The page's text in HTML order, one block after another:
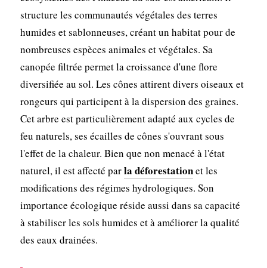
structure les communautés végétales des terres
humides et sablonneuses, créant un habitat pour de
nombreuses espèces animales et végétales. Sa
canopée filtrée permet la croissance d'une flore
diversifiée au sol. Les cônes attirent divers oiseaux et
rongeurs qui participent à la dispersion des graines.
Cet arbre est particulièrement adapté aux cycles de
feu naturels, ses écailles de cônes s'ouvrant sous
l'effet de la chaleur. Bien que non menacé à l'état
naturel, il est affecté parla déforestationet les
modifications des régimes hydrologiques. Son
importance écologique réside aussi dans sa capacité
à stabiliser les sols humides et à améliorer la qualité
des eaux drainées.